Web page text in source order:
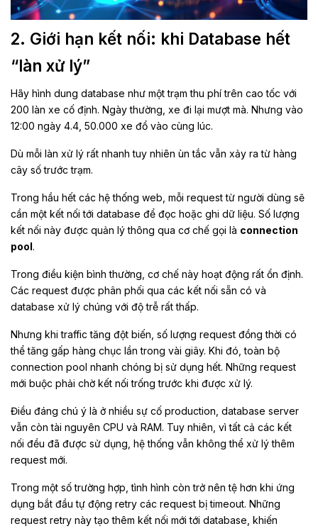
2. Giới hạn kết nối: khi Database hết
“làn xử lý”
Hãy hình dung database như một trạm thu phí trên cao tốc với
200 làn xe cố định. Ngày thường, xe đi lại mượt mà. Nhưng vào
12:00 ngày 4.4, 50.000 xe đổ vào cùng lúc.
Dù mỗi làn xử lý rất nhanh tuy nhiên ùn tắc vẫn xảy ra từ hàng
cây số trước trạm.
Trong hầu hết các hệ thống web, mỗi request từ người dùng sẽ
cần một kết nối tới database để đọc hoặc ghi dữ liệu. Số lượng
kết nối này được quản lý thông qua cơ chế gọi là connection
pool.
Trong điều kiện bình thường, cơ chế này hoạt động rất ổn định.
Các request được phân phối qua các kết nối sẵn có và
database xử lý chúng với độ trễ rất thấp.
Nhưng khi traffic tăng đột biến, số lượng request đồng thời có
thể tăng gấp hàng chục lần trong vài giây. Khi đó, toàn bộ
connection pool nhanh chóng bị sử dụng hết. Những request
mới buộc phải chờ kết nối trống trước khi được xử lý.
Điều đáng chú ý là ở nhiều sự cố production, database server
vẫn còn tài nguyên CPU và RAM. Tuy nhiên, vì tất cả các kết
nối đều đã được sử dụng, hệ thống vẫn không thể xử lý thêm
request mới.
Trong một số trường hợp, tình hình còn trở nên tệ hơn khi ứng
dụng bắt đầu tự động retry các request bị timeout. Những
request retry này tạo thêm kết nối mới tới database, khiến